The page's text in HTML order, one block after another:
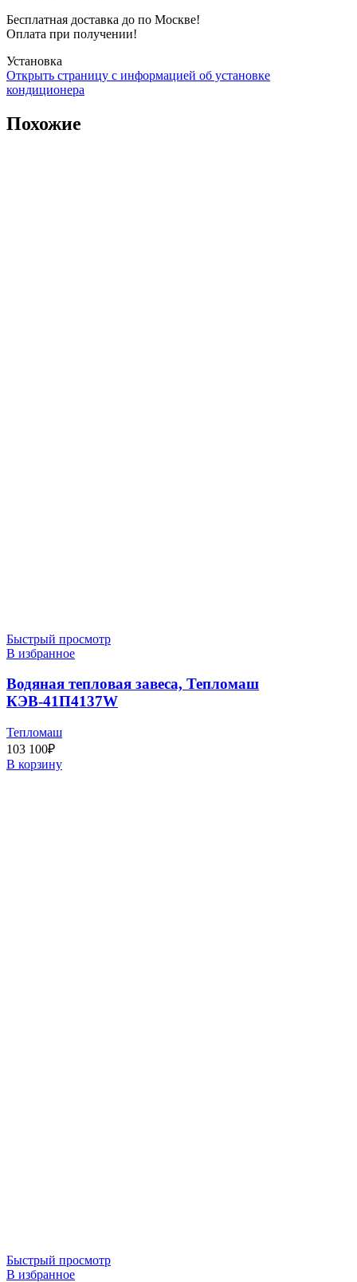
Бесплатная доставка до по Москве!
Оплата при получении!
Установка
Открыть страницу с информацией об установке
кондиционера
Похожие
Быстрый просмотр
В избранное
Водяная тепловая завеса, Тепломаш
КЭВ-41П4137W
Тепломаш
103 100₽
В корзину
Быстрый просмотр
В избранное